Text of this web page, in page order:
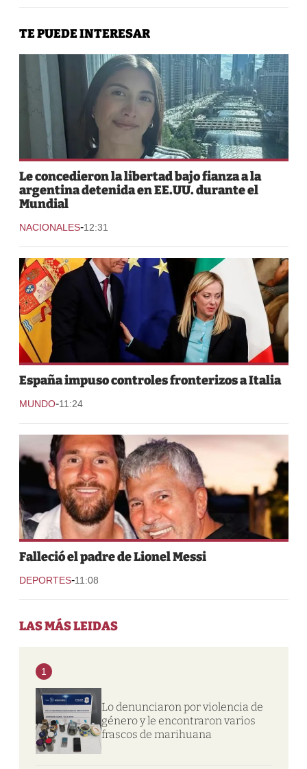
TE PUEDE INTERESAR
Le concedieron la libertad bajo fianza a la
argentina detenida en EE.UU. durante el
Mundial
NACIONALES-12:31
España impuso controles fronterizos a Italia
MUNDO-11:24
Falleció el padre de Lionel Messi
DEPORTES-11:08
LAS MÁS LEIDAS
1
Lo denunciaron por violencia de
género y le encontraron varios
frascos de marihuana